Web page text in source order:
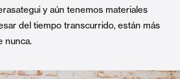
y aún tenemos materiales
del tiempo transcurrido, están más
nunca.